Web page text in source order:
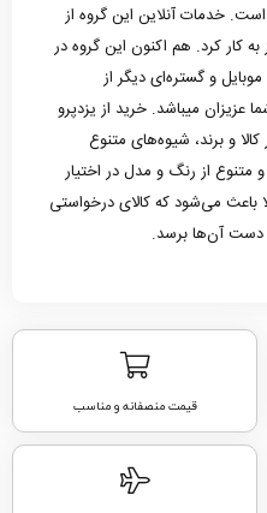
است. خدمات آنلاین این گروه از
به کار کرد. هم اکنون این گروه در
و گستره‌ای دیگر از
میباشد. خرید از یزدپرو
و برند، شیوه‌های متنوع
از رنگ و مدل در اختیار
باعث می‌شود که کالای درخواستی
دست آن‌ها برسد.
قیمت منصفانه و مناسب